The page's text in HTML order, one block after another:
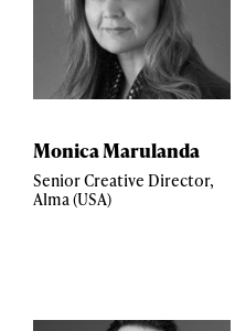
Monica Marulanda
Senior Creative Director,
Alma (USA)